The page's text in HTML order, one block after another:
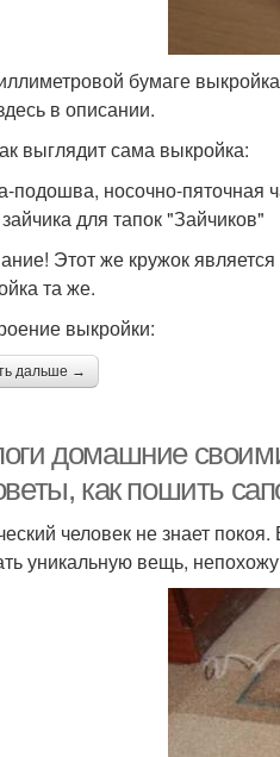
бумаге
в описании.
выглядит сама выкройка:
подошва, носочно-пяточная
для тапок "Зайчиков"
Этот же кружок является
та же.
выкройки:
дальше →
домашние
как пошить
человек не знает
уникальную вещь,